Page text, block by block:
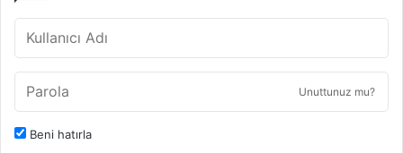
Unuttunuz mu?
Beni hatırla